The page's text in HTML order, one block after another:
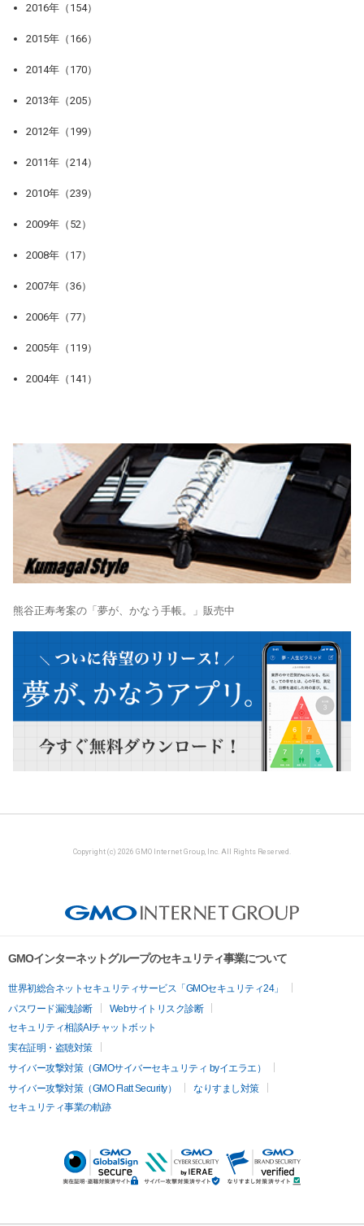
2016年（154）
2015年（166）
2014年（170）
2013年（205）
2012年（199）
2011年（214）
2010年（239）
2009年（52）
2008年（17）
2007年（36）
2006年（77）
2005年（119）
2004年（141）
熊谷正寿考案の「夢が、かなう手帳。」販売中
Copyright (c) 2026 GMO Internet Group, Inc. All Rights Reserved.
GMOインターネットグループのセキュリティ事業について
世界初総合ネットセキュリティサービス「GMOセキュリティ24」
パスワード漏洩診断
Webサイトリスク診断
セキュリティ相談AIチャットボット
実在証明・盗聴対策
サイバー攻撃対策（GMOサイバーセキュリティ byイエラエ）
サイバー攻撃対策（GMO Flatt Security）
なりすまし対策
セキュリティ事業の軌跡